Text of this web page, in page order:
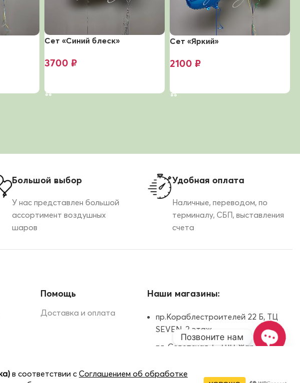
Сет «Синий блеск»
3700 ₽
Сет «Яркий»
2100 ₽
Большой выбор
У нас представлен большой
ассортимент воздушных
шаров
Удобная оплата
Наличные, переводом, по
терминалу, СБП, выставления
счета
Помощь
Доставка и оплата
Наши магазины:
пр.Кораблестроителей 22 Б, ТЦ
SEVEN, 2 этаж
пл. Советская, 5, ТРЦ Жар-Птица,
Казанское шоссе, 11, ТРК Индиго
Позвоните нам